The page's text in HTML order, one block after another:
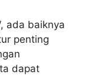
ada baiknya
penting
dapat